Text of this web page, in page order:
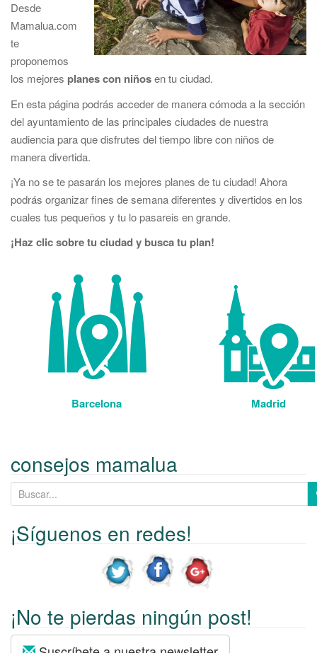
t
i
o
Desde
Mamalua.com
te
proponemos
los mejores planes con niñosen tu ciudad.
En esta página podrás acceder de manera cómoda a la sección
del ayuntamiento de las principales ciudades de nuestra
audiencia para que disfrutes del tiempo libre con niños de
manera divertida.
¡Ya no se te pasarán los mejores planes de tu ciudad! Ahora
podrás organizar fines de semana diferentes y divertidos en los
cuales tus pequeños y tu lo pasareis en grande.
¡Haz clic sobre tu ciudad y busca tu plan!
Barcelona Madrid
consejos mamalua
u
c
o
r
¡Síguenos en redes!
¡No te pierdas ningún post!